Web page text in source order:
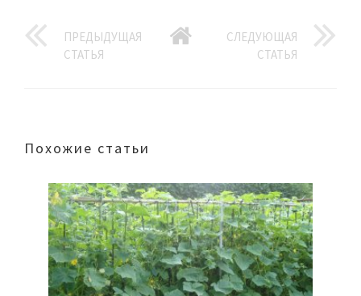
ПРЕДЫДУЩАЯ
СТАТЬЯ
СЛЕДУЮЩАЯ
СТАТЬЯ
Похожие статьи